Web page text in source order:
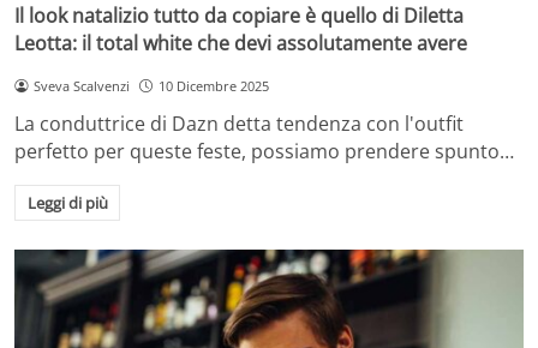
Il look natalizio tutto da copiare è quello di Diletta
Leotta: il total white che devi assolutamente avere
Sveva Scalvenzi 10 Dicembre 2025
La conduttrice di Dazn detta tendenza con l'outfit
perfetto per queste feste, possiamo prendere spunto…
Leggi di più